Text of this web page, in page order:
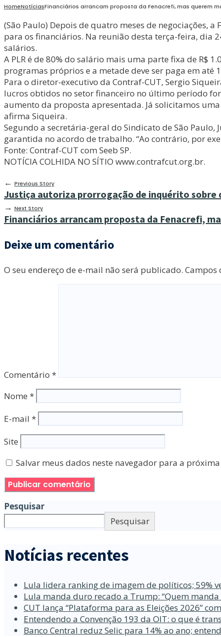
HomeNotíciasFinanciários arrancam proposta da Fenacrefi, mas querem
(São Paulo) Depois de quatro meses de negociações,
para os financiários. Na reunião desta terça-feira, dia
salários.
A PLR é de 80% do salário mais uma parte fixa de R$
programas próprios e a metade deve ser paga em até
Para o diretor-executivo da Contraf-CUT, Sergio
lucros obtidos no setor financeiro no último período
aumento da proposta apresentada. Já solicitamos
afirma Siqueira.
Segundo a secretária-geral do Sindicato de São
garantida no acordo de trabalho. “Ao contrário, por
Fonte: Contraf-CUT com Seeb SP.
NOTÍCIA COLHIDA NO SÍTIO www.contrafcut.org.br.
← Previous Story
Justiça autoriza prorrogação de inquérito sobre
→ Next Story
Financiários arrancam proposta da Fenacrefi,
Deixe um comentário
O seu endereço de e-mail não será publicado. Campos
Comentário *
Nome *
E-mail *
Site
Salvar meus dados neste navegador para a
Pesquisar
Pesquisar
Notícias recentes
Lula lidera ranking de imagem de políticos; 59%
Lula manda duro recado a Trump: “Quem
CUT lança “Plataforma para as Eleições 2026”
Entendendo a Convenção 193 da OIT: o que é
Banco Central reduz Selic para 14% ao ano;